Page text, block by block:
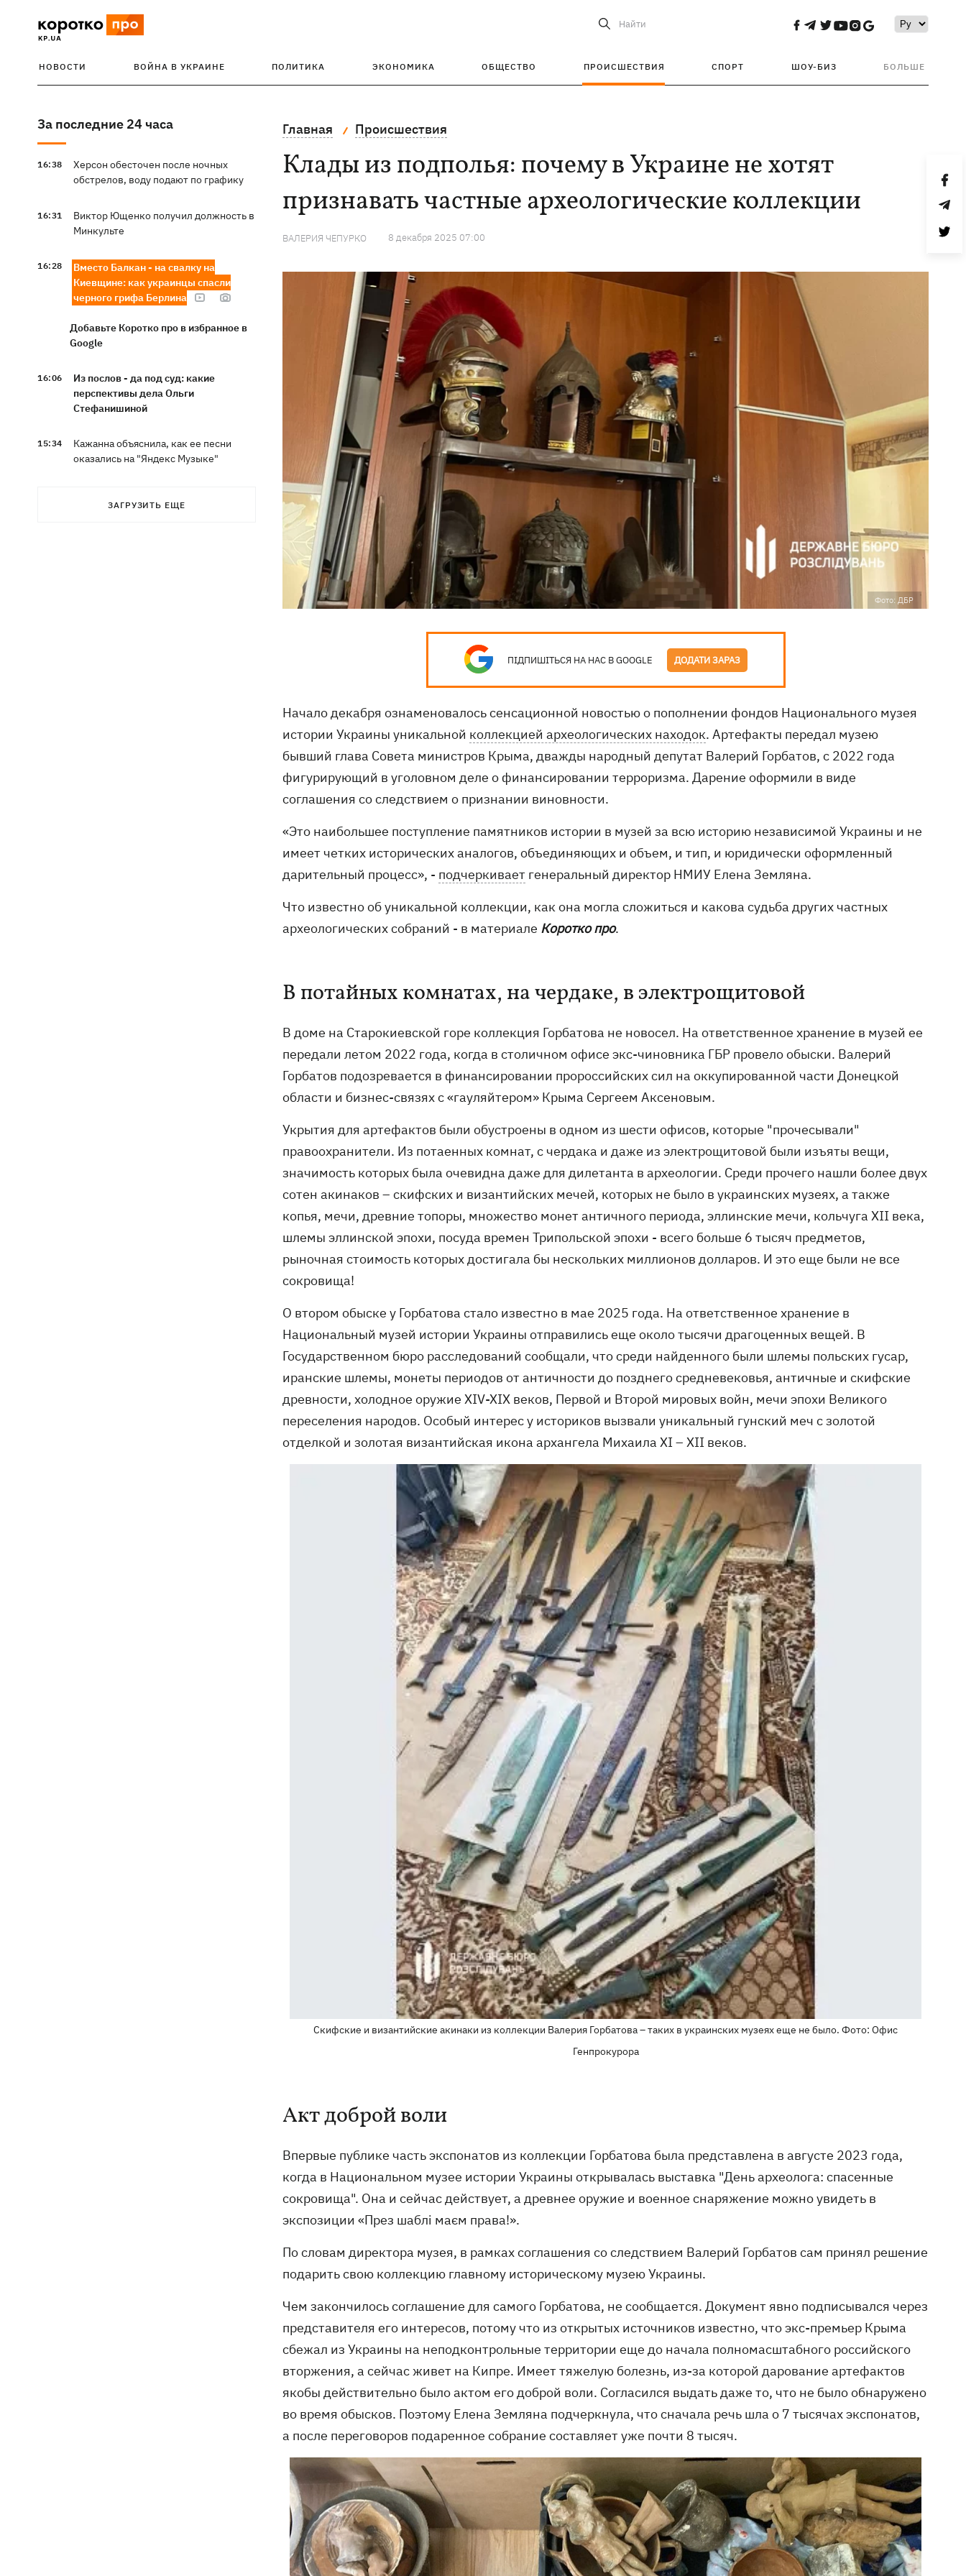
Найти
НОВОСТИ ВОЙНА В УКРАИНЕ ПОЛИТИКА ЭКОНОМИКА ОБЩЕСТВО ПРОИСШЕСТВИЯ СПОРТ ШОУ-БИЗ БОЛЬШЕ
За последние 24 часа
16:38
Херсон обесточен после ночных
обстрелов, воду подают по графику
16:31
Виктор Ющенко получил должность в
Минкульте
16:28
Вместо Балкан - на свалку на
Киевщине: как украинцы спасли
черного грифа Берлина
Добавьте Коротко про в избранное в
Google
16:06
Из послов - да под суд: какие
перспективы дела Ольги
Стефанишиной
15:34
Кажанна объяснила, как ее песни
оказались на "Яндекс Музыке"
посвященную интернет-феномену из
ЗАГРУЗИТЬ ЕЩЕ
Главная Происшествия
Клады из подполья: почему в Украине не хотят
признавать частные археологические коллекции
ВАЛЕРИЯ ЧЕПУРКО 8 декабря 2025 07:00
Фото: ДБР
ПІДПИШІТЬСЯ НА НАС В GOOGLE ДОДАТИ ЗАРАЗ
Начало декабря ознаменовалось сенсационной новостью о пополнении фондов Национального музея
истории Украины уникальной коллекцией археологических находок. Артефакты передал музею
бывший глава Совета министров Крыма, дважды народный депутат Валерий Горбатов, с 2022 года
фигурирующий в уголовном деле о финансировании терроризма. Дарение оформили в виде
соглашения со следствием о признании виновности.
«Это наибольшее поступление памятников истории в музей за всю историю независимой Украины и не
имеет четких исторических аналогов, объединяющих и объем, и тип, и юридически оформленный
дарительный процесс», - подчеркивает генеральный директор НМИУ Елена Земляна.
Что известно об уникальной коллекции, как она могла сложиться и какова судьба других частных
археологических собраний - в материале Коротко про.
В потайных комнатах, на чердаке, в электрощитовой
В доме на Старокиевской горе коллекция Горбатова не новосел. На ответственное хранение в музей ее
передали летом 2022 года, когда в столичном офисе экс-чиновника ГБР провело обыски. Валерий
Горбатов подозревается в финансировании пророссийских сил на оккупированной части Донецкой
области и бизнес-связях с «гауляйтером» Крыма Сергеем Аксеновым.
Укрытия для артефактов были обустроены в одном из шести офисов, которые "прочесывали"
правоохранители. Из потаенных комнат, с чердака и даже из электрощитовой были изъяты вещи,
значимость которых была очевидна даже для дилетанта в археологии. Среди прочего нашли более двух
сотен акинаков – скифских и византийских мечей, которых не было в украинских музеях, а также
копья, мечи, древние топоры, множество монет античного периода, эллинские мечи, кольчуга ХІІ века,
шлемы эллинской эпохи, посуда времен Трипольской эпохи - всего больше 6 тысяч предметов,
рыночная стоимость которых достигала бы нескольких миллионов долларов. И это еще были не все
сокровища!
О втором обыске у Горбатова стало известно в мае 2025 года. На ответственное хранение в
Национальный музей истории Украины отправились еще около тысячи драгоценных вещей. В
Государственном бюро расследований сообщали, что среди найденного были шлемы польских гусар,
иранские шлемы, монеты периодов от античности до позднего средневековья, античные и скифские
древности, холодное оружие XIV-XIX веков, Первой и Второй мировых войн, мечи эпохи Великого
переселения народов. Особый интерес у историков вызвали уникальный гунский меч с золотой
отделкой и золотая византийская икона архангела Михаила XI – XII веков.
Скифские и византийские акинаки из коллекции Валерия Горбатова – таких в украинских музеях еще не было. Фото: Офис
Генпрокурора
Акт доброй воли
Впервые публике часть экспонатов из коллекции Горбатова была представлена в августе 2023 года,
когда в Национальном музее истории Украины открывалась выставка "День археолога: спасенные
сокровища". Она и сейчас действует, а древнее оружие и военное снаряжение можно увидеть в
экспозиции «През шаблі маєм права!».
По словам директора музея, в рамках соглашения со следствием Валерий Горбатов сам принял решение
подарить свою коллекцию главному историческому музею Украины.
Чем закончилось соглашение для самого Горбатова, не сообщается. Документ явно подписывался через
представителя его интересов, потому что из открытых источников известно, что экс-премьер Крыма
сбежал из Украины на неподконтрольные территории еще до начала полномасштабного российского
вторжения, а сейчас живет на Кипре. Имеет тяжелую болезнь, из-за которой дарование артефактов
якобы действительно было актом его доброй воли. Согласился выдать даже то, что не было обнаружено
во время обысков. Поэтому Елена Земляна подчеркнула, что сначала речь шла о 7 тысячах экспонатов,
а после переговоров подаренное собрание составляет уже почти 8 тысяч.